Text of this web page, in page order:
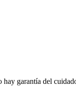
garantía del